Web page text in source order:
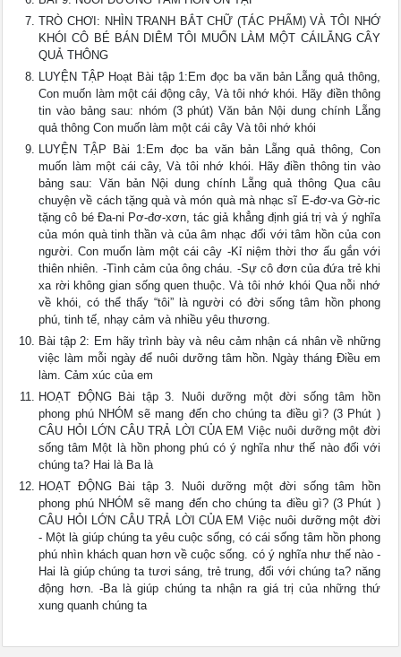
TRÒ CHƠI: NHÌN TRANH BẮT CHỮ (TÁC PHẨM) VÀ TÔI NHỚ
KHÓI CÔ BÉ BÁN DIÊM TÔI MUỐN LÀM MỘT CÁILẴNG CÂY
QUẢ THÔNG
LUYỆN TẬP Hoạt Bài tập 1:Em đọc ba văn bản Lẵng quả thông,
Con muốn làm một cái động cây, Và tôi nhớ khói. Hãy điền thông
tin vào bảng sau: nhóm (3 phút) Văn bản Nội dung chính Lẵng
quả thông Con muốn làm một cái cây Và tôi nhớ khói
LUYỆN TẬP Bài 1:Em đọc ba văn bản Lẵng quả thông, Con
muốn làm một cái cây, Và tôi nhớ khói. Hãy điền thông tin vào
bảng sau: Văn bản Nội dung chính Lẵng quả thông Qua câu
chuyện về cách tặng quà và món quà mà nhạc sĩ E-đơ-va Gờ-ric
tặng cô bé Đa-ni Pơ-đơ-xơn, tác giả khẳng định giá trị và ý nghĩa
của món quà tinh thần và của âm nhạc đối với tâm hồn của con
người. Con muốn làm một cái cây -Kỉ niệm thời thơ ấu gắn với
thiên nhiên. -Tình cảm của ông cháu. -Sự cô đơn của đứa trẻ khi
xa rời không gian sống quen thuộc. Và tôi nhớ khói Qua nỗi nhớ
về khói, có thể thấy “tôi” là người có đời sống tâm hồn phong
phú, tinh tế, nhạy cảm và nhiều yêu thương.
Bài tập 2: Em hãy trình bày và nêu cảm nhận cá nhân về những
việc làm mỗi ngày để nuôi dưỡng tâm hồn. Ngày tháng Điều em
làm. Cảm xúc của em
HOẠT ĐỘNG Bài tập 3. Nuôi dưỡng một đời sống tâm hồn
phong phú NHÓM sẽ mang đến cho chúng ta điều gì? (3 Phút )
CÂU HỎI LỚN CÂU TRẢ LỜI CỦA EM Việc nuôi dưỡng một đời
sống tâm Một là hồn phong phú có ý nghĩa như thế nào đối với
chúng ta? Hai là Ba là
HOẠT ĐỘNG Bài tập 3. Nuôi dưỡng một đời sống tâm hồn
phong phú NHÓM sẽ mang đến cho chúng ta điều gì? (3 Phút )
CÂU HỎI LỚN CÂU TRẢ LỜI CỦA EM Việc nuôi dưỡng một đời
- Một là giúp chúng ta yêu cuộc sống, có cái sống tâm hồn phong
phú nhìn khách quan hơn về cuộc sống. có ý nghĩa như thế nào -
Hai là giúp chúng ta tươi sáng, trẻ trung, đối với chúng ta? năng
động hơn. -Ba là giúp chúng ta nhận ra giá trị của những thứ
xung quanh chúng ta